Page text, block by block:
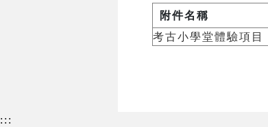
附件名稱
考古小學堂體驗項目
:::